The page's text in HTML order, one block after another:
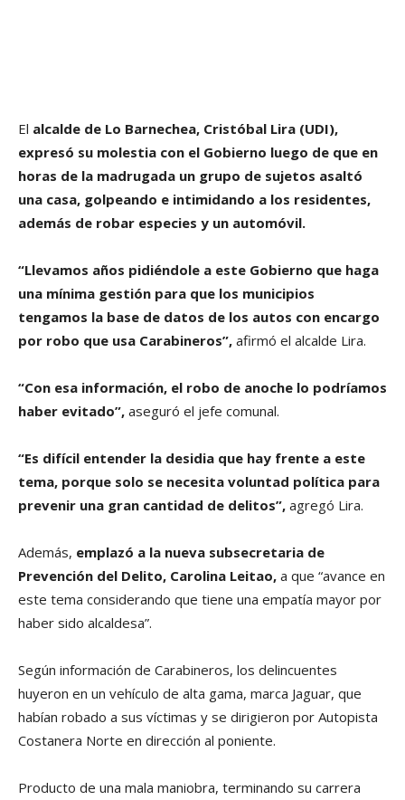
El alcalde de Lo Barnechea, Cristóbal Lira (UDI),
expresó su molestia con el Gobierno luego de que en
horas de la madrugada un grupo de sujetos asaltó
una casa, golpeando e intimidando a los residentes,
además de robar especies y un automóvil.
“Llevamos años pidiéndole a este Gobierno que haga
una mínima gestión para que los municipios
tengamos la base de datos de los autos con encargo
por robo que usa Carabineros”, afirmó el alcalde Lira.
“Con esa información, el robo de anoche lo podríamos
haber evitado”, aseguró el jefe comunal.
“Es difícil entender la desidia que hay frente a este
tema, porque solo se necesita voluntad política para
prevenir una gran cantidad de delitos”, agregó Lira.
Además, emplazó a la nueva subsecretaria de
Prevención del Delito, Carolina Leitao, a que “avance en
este tema considerando que tiene una empatía mayor por
haber sido alcaldesa”.
Según información de Carabineros, los delincuentes
huyeron en un vehículo de alta gama, marca Jaguar, que
habían robado a sus víctimas y se dirigieron por Autopista
Costanera Norte en dirección al poniente.
Producto de una mala maniobra, terminando su carrera